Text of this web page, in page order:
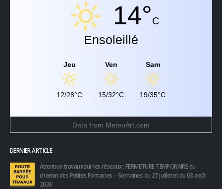
14°C
Ensoleillé
Jeu
12/28°C
Ven
15/32°C
Sam
19/35°C
Data from MeteoArt.com
DERNIER ARTICLE
Attention travaux sur les réseaux : FERMETURE TEMPORAIRE du
chemin des Petites Fontaines – Semaines du 27 juillet et du 03 août
2026